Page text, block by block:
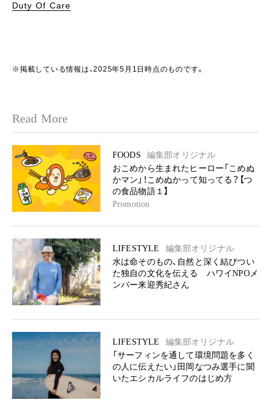
Duty Of Care
※掲載している情報は、2025年5月1日時点のものです。
Read More
FOODS
編集部オリジナル
おこめから生まれたヒーロー「こめぬ
かマン」！こめぬかって知ってる？【つ
の食品物語１】
Promotion
LIFESTYLE
編集部オリジナル
水は命そのもの、自然と深く結びつい
た独自の文化を伝える ハワイNPOメ
ンバー来迎秀紀さん
LIFESTYLE
編集部オリジナル
「サーフィンを通して環境問題を多く
の人に伝えたい」田岡なつみ選手に聞
いたエシカルライフのはじめ方